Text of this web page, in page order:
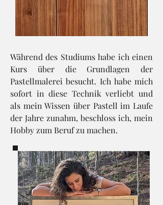
Während des Studiums habe ich einen
Kurs über die Grundlagen der
Pastellmalerei besucht. Ich habe mich
sofort in diese Technik verliebt und
als mein Wissen über Pastell im Laufe
der Jahre zunahm, beschloss ich, mein
Hobby zum Beruf zu machen.